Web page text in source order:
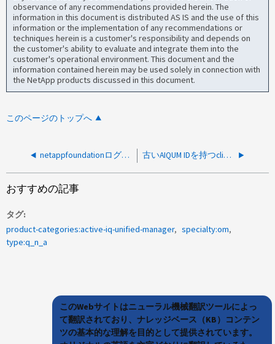
observance of any recommendations provided herein. The
information in this document is distributed AS IS and the use of this
information or the implementation of any recommendations or
techniques herein is a customer's responsibility and depends on
the customer's ability to evaluate and integrate them into the
customer's operational environment. This document and the
information contained herein may be used solely in connection with
the NetApp products discussed in this document.
このページのトップへ
netappfoundationログの場所を変更することは可能ですか？ 古いAIQUM IDを持つclientタイプの期限切れの証明書に影響はありますか？
おすすめの記事
タグ
product-categories:active-iq-unified-manager
specialty:om
type:q_n_a
このWebサイトはニューラル機械翻訳ツールによっ
て翻訳されており、ナレッジベース（KB）コンテン
ツの基本的な理解を目的として提供されています。